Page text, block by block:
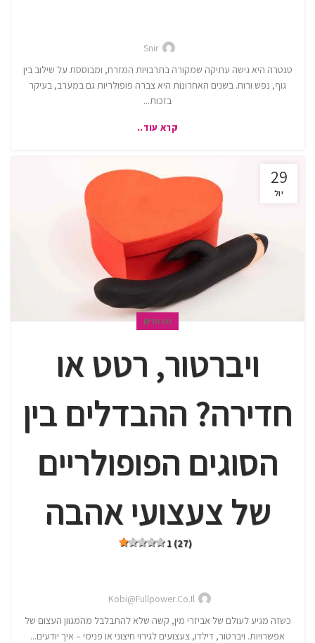
Snir
טנטרה היא גישה עתיקה שמקורה בתרבויות המזרח, ומבוססת על שילוב בין
גוף, נפש ורוח. בשנים האחרונות היא צברה פופולריות גם במערב, בעיקר
בזכות...
קרא עוד..
29
יול
מאמרים
ויברטור, רטט או
חדירה? ההבדלים בין
הסוגים הפופולריים
של צעצועי אהבה
1 (27)
Kobi@fullpower.co.il
כשזה מגיע לעולם של אביזרי מין, קשה שלא להתבלבל מהמגוון העצום של
אפשרויות. ויברטור, דילדו, צעצועים לגירוי חיצוני או פנימי – איך יודעים...